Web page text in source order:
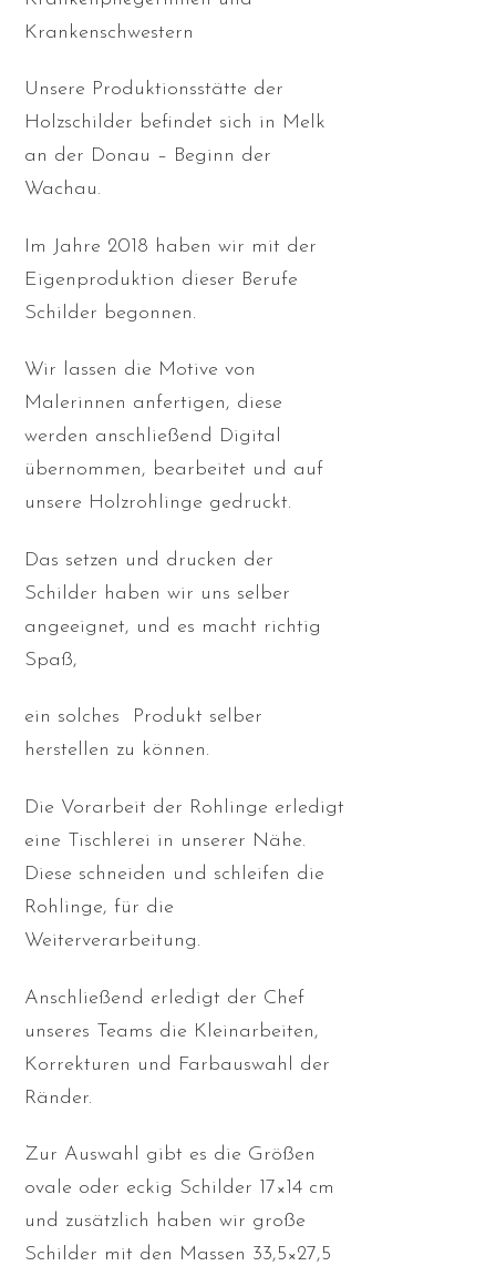
Krankenschwestern
Unsere Produktionsstätte der
Holzschilder befindet sich in Melk
an der Donau – Beginn der
Wachau.
Im Jahre 2018 haben wir mit der
Eigenproduktion dieser Berufe
Schilder begonnen.
Wir lassen die Motive von
Malerinnen anfertigen, diese
werden anschließend Digital
übernommen, bearbeitet und auf
unsere Holzrohlinge gedruckt.
Das setzen und drucken der
Schilder haben wir uns selber
angeeignet, und es macht richtig
Spaß,
ein solches Produkt selber
herstellen zu können.
Die Vorarbeit der Rohlinge erledigt
eine Tischlerei in unserer Nähe.
Diese schneiden und schleifen die
Rohlinge, für die
Weiterverarbeitung.
Anschließend erledigt der Chef
unseres Teams die Kleinarbeiten,
Korrekturen und Farbauswahl der
Ränder.
Zur Auswahl gibt es die Größen
ovale oder eckig Schilder 17×14 cm
und zusätzlich haben wir große
Schilder mit den Massen 33,5×27,5